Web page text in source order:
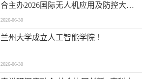
合主办2026国际无人机应用及防控大会
第六届农业无人机应用交流会
2026-06-30
兰州大学成立人工智能学院 ！
2026-06-30